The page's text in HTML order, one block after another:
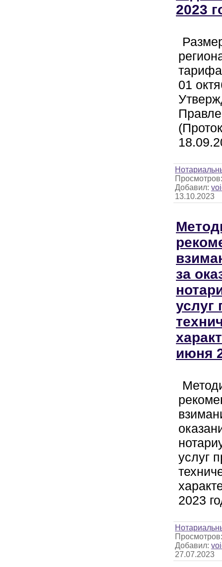
2023
01
Просмотров:
Добавил:
13.10.2023
за
услуг
июня
услуг
2023
Просмотров:
Добавил:
27.07.2023